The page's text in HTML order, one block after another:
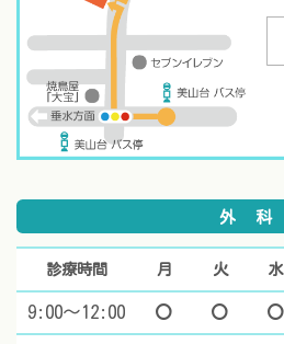
外科
診療時間 月 火 水
9:00～12:00 マル マル